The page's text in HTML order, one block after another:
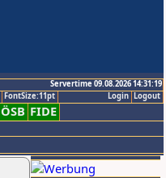
Servertime 09.08.2026 14:31:19
Logout
Login
FontSize:11pt
ÖSB FIDE